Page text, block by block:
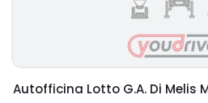
Autofficina Lotto G.A. Di Melis